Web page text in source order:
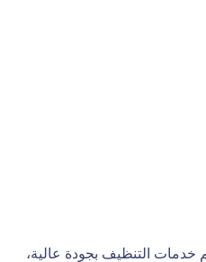
التنظيف بجودة عالية،